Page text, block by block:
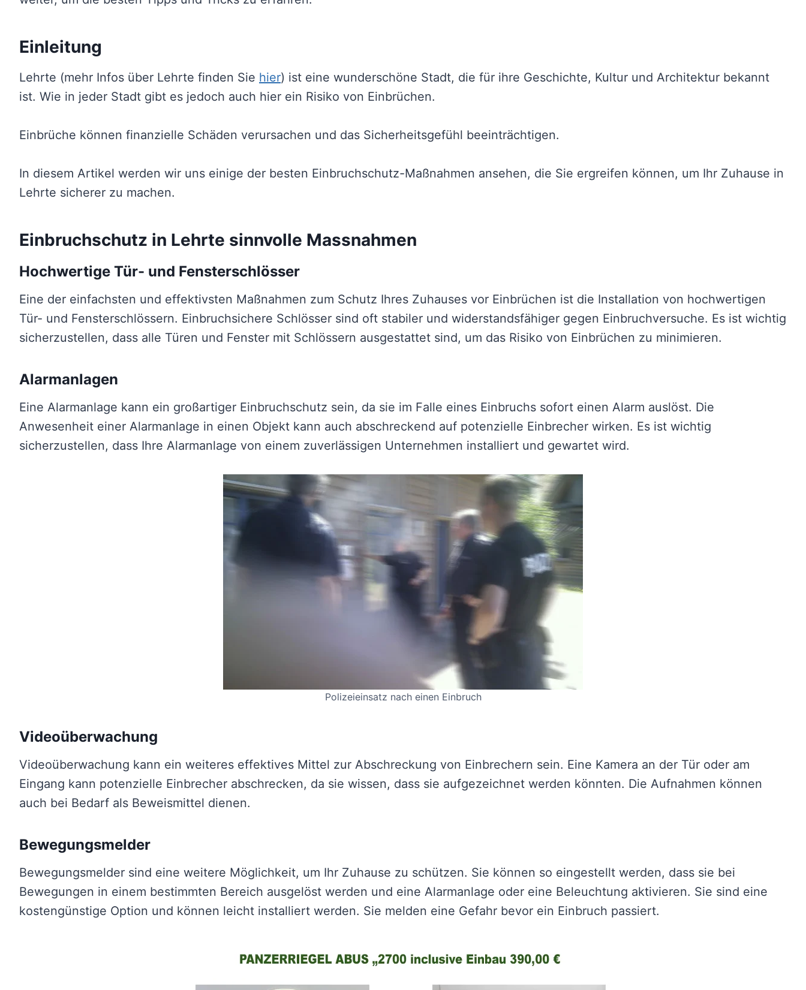
Einleitung
Lehrte (mehr Infos über Lehrte finden Sie hier) ist eine wunderschöne Stadt, die für ihre Geschichte, Kultur und Architektur bekannt
ist. Wie in jeder Stadt gibt es jedoch auch hier ein Risiko von Einbrüchen.
Einbrüche können finanzielle Schäden verursachen und das Sicherheitsgefühl beeinträchtigen.
In diesem Artikel werden wir uns einige der besten Einbruchschutz-Maßnahmen ansehen, die Sie ergreifen können, um Ihr Zuhause in
Lehrte sicherer zu machen.
Einbruchschutz in Lehrte sinnvolle Massnahmen
Hochwertige Tür- und Fensterschlösser
Eine der einfachsten und effektivsten Maßnahmen zum Schutz Ihres Zuhauses vor Einbrüchen ist die Installation von hochwertigen
Tür- und Fensterschlössern. Einbruchsichere Schlösser sind oft stabiler und widerstandsfähiger gegen Einbruchversuche. Es ist wichtig
sicherzustellen, dass alle Türen und Fenster mit Schlössern ausgestattet sind, um das Risiko von Einbrüchen zu minimieren.
Alarmanlagen
Eine Alarmanlage kann ein großartiger Einbruchschutz sein, da sie im Falle eines Einbruchs sofort einen Alarm auslöst. Die
Anwesenheit einer Alarmanlage in einen Objekt kann auch abschreckend auf potenzielle Einbrecher wirken. Es ist wichtig
sicherzustellen, dass Ihre Alarmanlage von einem zuverlässigen Unternehmen installiert und gewartet wird.
Polizeieinsatz nach einen Einbruch
Videoüberwachung
Videoüberwachung kann ein weiteres effektives Mittel zur Abschreckung von Einbrechern sein. Eine Kamera an der Tür oder am
Eingang kann potenzielle Einbrecher abschrecken, da sie wissen, dass sie aufgezeichnet werden könnten. Die Aufnahmen können
auch bei Bedarf als Beweismittel dienen.
Bewegungsmelder
Bewegungsmelder sind eine weitere Möglichkeit, um Ihr Zuhause zu schützen. Sie können so eingestellt werden, dass sie bei
Bewegungen in einem bestimmten Bereich ausgelöst werden und eine Alarmanlage oder eine Beleuchtung aktivieren. Sie sind eine
kostengünstige Option und können leicht installiert werden. Sie melden eine Gefahr bevor ein Einbruch passiert.